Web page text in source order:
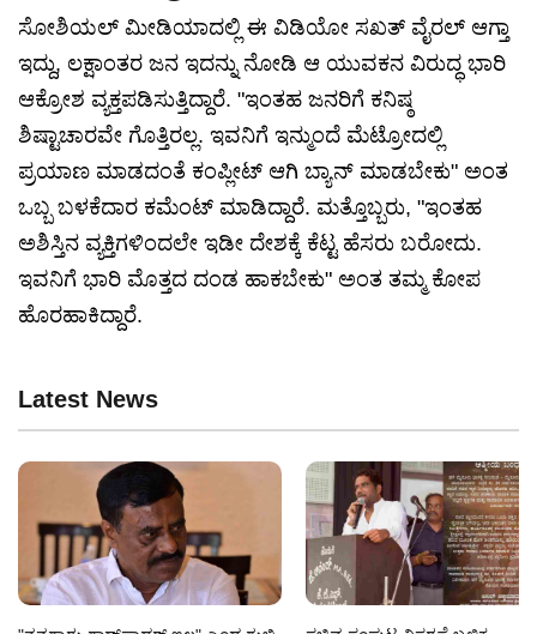
ಸೋಶಿಯಲ್ ಮೀಡಿಯಾದಲ್ಲಿ ಈ ವಿಡಿಯೋ ಸಖತ್ ವೈರಲ್ ಆಗ್ತಾ
ಇದ್ದು, ಲಕ್ಷಾಂತರ ಜನ ಇದನ್ನು ನೋಡಿ ಆ ಯುವಕನ ವಿರುದ್ಧ ಭಾರಿ
ಆಕ್ರೋಶ ವ್ಯಕ್ತಪಡಿಸುತ್ತಿದ್ದಾರೆ. "ಇಂತಹ ಜನರಿಗೆ ಕನಿಷ್ಠ
ಶಿಷ್ಟಾಚಾರವೇ ಗೊತ್ತಿರಲ್ಲ. ಇವನಿಗೆ ಇನ್ಮುಂದೆ ಮೆಟ್ರೋದಲ್ಲಿ
ಪ್ರಯಾಣ ಮಾಡದಂತೆ ಕಂಪ್ಲೀಟ್ ಆಗಿ ಬ್ಯಾನ್ ಮಾಡಬೇಕು" ಅಂತ
ಒಬ್ಬ ಬಳಕೆದಾರ ಕಮೆಂಟ್ ಮಾಡಿದ್ದಾರೆ. ಮತ್ತೊಬ್ಬರು, "ಇಂತಹ
ಅಶಿಸ್ತಿನ ವ್ಯಕ್ತಿಗಳಿಂದಲೇ ಇಡೀ ದೇಶಕ್ಕೆ ಕೆಟ್ಟ ಹೆಸರು ಬರೋದು.
ಇವನಿಗೆ ಭಾರಿ ಮೊತ್ತದ ದಂಡ ಹಾಕಬೇಕು" ಅಂತ ತಮ್ಮ ಕೋಪ
ಹೊರಹಾಕಿದ್ದಾರೆ.
Latest News